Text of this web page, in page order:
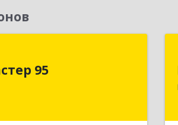
95
Чеченская Респ, Грозный г,